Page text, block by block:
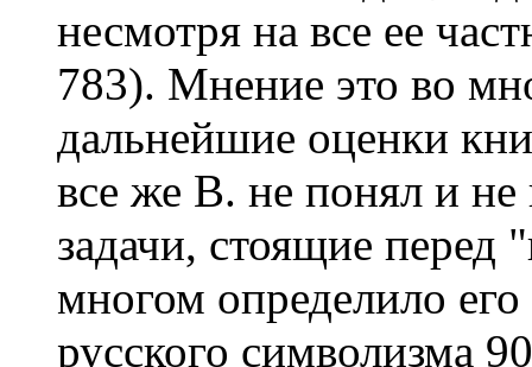
несмотря на все ее
783). Мнение это во
дальнейшие оценки
все же В. не понял и
задачи, стоящие перед
многом определило
русского символизма